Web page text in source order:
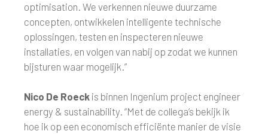
optimisation. We verkennen nieuwe duurzame
concepten, ontwikkelen intelligente technische
oplossingen, testen en inspecteren nieuwe
installaties, en volgen van nabij op zodat we kunnen
bijsturen waar mogelijk.”
Nico De Roeck is binnen Ingenium project engineer
energy & sustainability. “Met de collega’s bekijk ik
hoe ik op een economisch efficiënte manier de visie